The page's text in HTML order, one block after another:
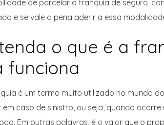
de parcelar a franquia de seguro,
e se vale a pena aderir a essa
o que é a
funciona
é um termo muito utilizado no mundo
em caso de sinistro, ou seja, quando
Em outras palavras, é o valor que o